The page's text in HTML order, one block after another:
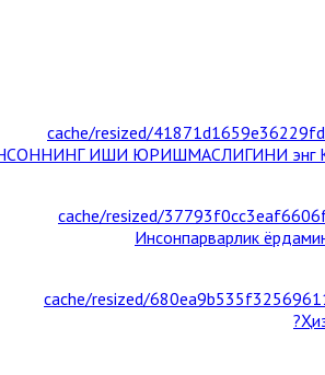
ИШИ ЮРИШМАСЛИГИНИ энг
Инсонпарварлик